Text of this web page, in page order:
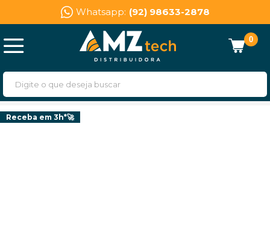
Whatsapp: (92) 98633-2878
0
Receba em 3h*🚀